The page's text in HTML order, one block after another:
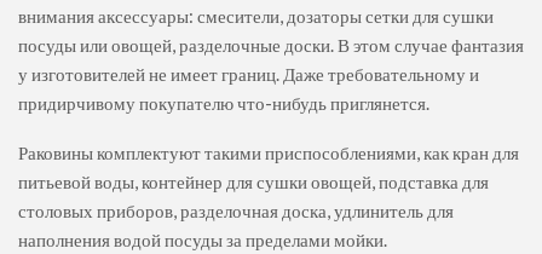
внимания аксессуары: смесители, дозаторы сетки для сушки
посуды или овощей, разделочные доски. В этом случае фантазия
у изготовителей не имеет границ. Даже требовательному и
придирчивому покупателю что-нибудь приглянется.
Раковины комплектуют такими приспособлениями, как кран для
питьевой воды, контейнер для сушки овощей, подставка для
столовых приборов, разделочная доска, удлинитель для
наполнения водой посуды за пределами мойки.